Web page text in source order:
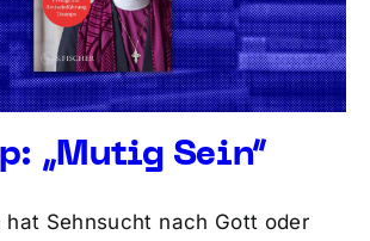
„Mutig Sein“
hat Sehnsucht nach Gott oder